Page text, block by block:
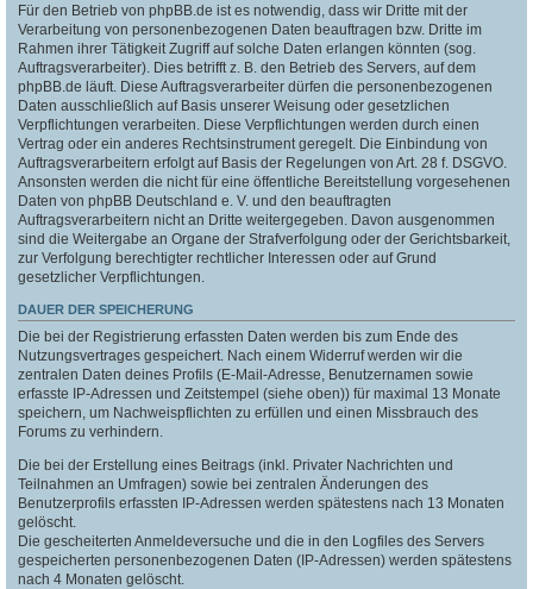
Für den Betrieb von phpBB.de ist es notwendig, dass wir Dritte mit der
Verarbeitung von personenbezogenen Daten beauftragen bzw. Dritte im
Rahmen ihrer Tätigkeit Zugriff auf solche Daten erlangen könnten (sog.
Auftragsverarbeiter). Dies betrifft z. B. den Betrieb des Servers, auf dem
phpBB.de läuft. Diese Auftragsverarbeiter dürfen die personenbezogenen
Daten ausschließlich auf Basis unserer Weisung oder gesetzlichen
Verpflichtungen verarbeiten. Diese Verpflichtungen werden durch einen
Vertrag oder ein anderes Rechtsinstrument geregelt. Die Einbindung von
Auftragsverarbeitern erfolgt auf Basis der Regelungen von Art. 28 f. DSGVO.
Ansonsten werden die nicht für eine öffentliche Bereitstellung vorgesehenen
Daten von phpBB Deutschland e. V. und den beauftragten
Auftragsverarbeitern nicht an Dritte weitergegeben. Davon ausgenommen
sind die Weitergabe an Organe der Strafverfolgung oder der Gerichtsbarkeit,
zur Verfolgung berechtigter rechtlicher Interessen oder auf Grund
gesetzlicher Verpflichtungen.
DAUER DER SPEICHERUNG
Die bei der Registrierung erfassten Daten werden bis zum Ende des
Nutzungsvertrages gespeichert. Nach einem Widerruf werden wir die
zentralen Daten deines Profils (E-Mail-Adresse, Benutzernamen sowie
erfasste IP-Adressen und Zeitstempel (siehe oben)) für maximal 13 Monate
speichern, um Nachweispflichten zu erfüllen und einen Missbrauch des
Forums zu verhindern.
Die bei der Erstellung eines Beitrags (inkl. Privater Nachrichten und
Teilnahmen an Umfragen) sowie bei zentralen Änderungen des
Benutzerprofils erfassten IP-Adressen werden spätestens nach 13 Monaten
gelöscht.
Die gescheiterten Anmeldeversuche und die in den Logfiles des Servers
gespeicherten personenbezogenen Daten (IP-Adressen) werden spätestens
nach 4 Monaten gelöscht.